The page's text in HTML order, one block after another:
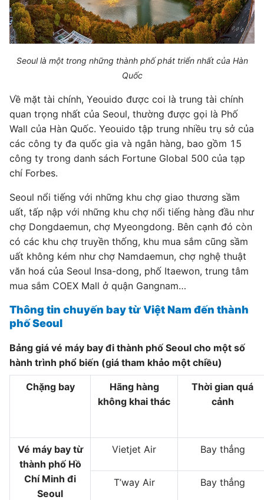
Seoul là một trong những thành phố phát triển nhất của Hàn
Quốc
Về mặt tài chính, Yeouido được coi là trung tài chính
quan trọng nhất của Seoul, thường được gọi là Phố
Wall của Hàn Quốc. Yeouido tập trung nhiều trụ sở của
các công ty đa quốc gia và ngân hàng, bao gồm 15
công ty trong danh sách Fortune Global 500 của tạp
chí Forbes.
Seoul nổi tiếng với những khu chợ giao thương sầm
uất, tấp nập với những khu chợ nổi tiếng hàng đầu như
chợ Dongdaemun, chợ Myeongdong. Bên cạnh đó còn
có các khu chợ truyền thống, khu mua sắm cũng sầm
uất không kém như chợ Namdaemun, chợ nghệ thuật
văn hoá của Seoul Insa-dong, phố Itaewon, trung tâm
mua sắm COEX Mall ở quận Gangnam…
Thông tin chuyến bay từ Việt Nam đến thành
phố Seoul
Bảng giá vé máy bay đi thành phố Seoul cho một số
hành trình phổ biến (giá tham khảo một chiều)
Chặng bay
Hãng hàng
không khai thác
Thời gian quá
cảnh
Vé máy bay từ
thành phố Hồ
Chí Minh đi
Seoul
Vietjet Air Bay thẳng
T’way Air Bay thẳng